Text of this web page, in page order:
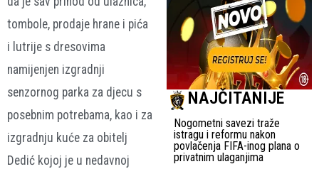
tombole, prodaje hrane i pića
i lutrije s dresovima
namijenjen izgradnji
senzornog parka za djecu s
posebnim potrebama, kao i za
izgradnju kuće za obitelj
Dedić kojoj je u nedavnoj
NAJČITANIJE
Nogometni savezi traže
istragu i reformu nakon
povlačenja FIFA-inog plana o
privatnim ulaganjima